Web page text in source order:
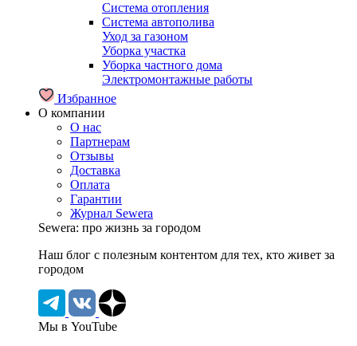
Система отопления
Система автополива
Уход за газоном
Уборка участка
Уборка частного дома
Электромонтажные работы
Избранное
О компании
О нас
Партнерам
Отзывы
Доставка
Оплата
Гарантии
Журнал Sewera
Sewera: про жизнь за городом
Наш блог c полезным контентом для тех, кто живет за
городом
Мы в YouTube